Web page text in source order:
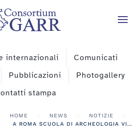
internazionali
Comunicati
Pubblicazioni
Photogallery
stampa
HOME NEWS
NOTIZIE
A ROMA SCUOLA DI ARCHEOLOGIA VIRTUALE E GRAFICA AVANZATA ORGANIZZATA DAL CNR